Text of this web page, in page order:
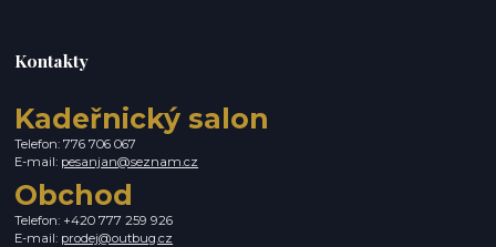
Kontakty
Kadeřnický salon
Telefon: 776 706 067
E-mail: pesanjan@seznam.cz
Obchod
Telefon: +420 777 259 926
E-mail: prodej@outbug.cz